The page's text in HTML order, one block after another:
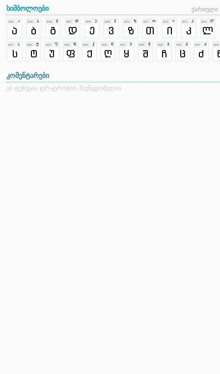
სიმბოლოები ქართული
კომენტარები
ეს ფუნქცია ჯერ-ჯერობით მიუწვდომელია